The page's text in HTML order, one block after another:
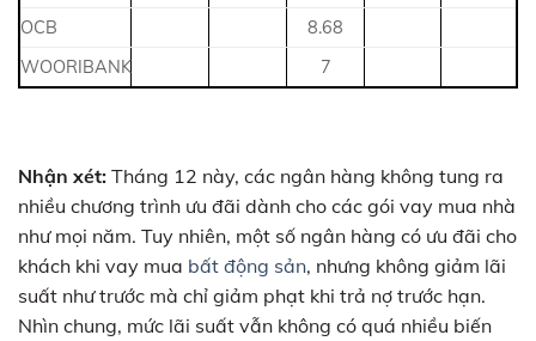
OCB
8.68
WOORIBANK
7
Nhận xét: Tháng 12 này, các ngân hàng không tung ra
nhiều chương trình ưu đãi dành cho các gói vay mua nhà
như mọi năm. Tuy nhiên, một số ngân hàng có ưu đãi cho
khách khi vay mua bất động sản, nhưng không giảm lãi
suất như trước mà chỉ giảm phạt khi trả nợ trước hạn.
Nhìn chung, mức lãi suất vẫn không có quá nhiều biến